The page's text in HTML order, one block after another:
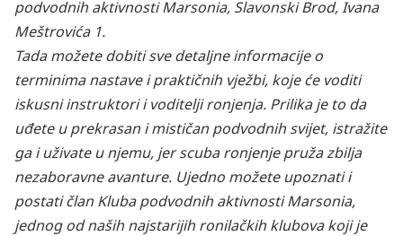
podvodnih aktivnosti Marsonia, Slavonski Brod, Ivana
Meštrovića 1.
Tada možete dobiti sve detaljne informacije o
terminima nastave i praktičnih vježbi, koje će voditi
iskusni instruktori i voditelji ronjenja. Prilika je to da
uđete u prekrasan i mističan podvodnih svijet, istražite
ga i uživate u njemu, jer scuba ronjenje pruža zbilja
nezaboravne avanture. Ujedno možete upoznati i
postati član Kluba podvodnih aktivnosti Marsonia,
jednog od naših najstarijih ronilačkih klubova koji je